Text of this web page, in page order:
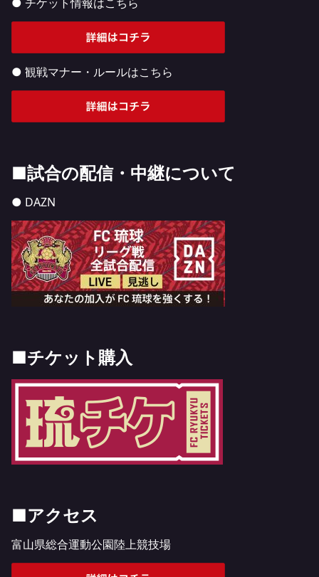
● 観戦マナー・ルールはこちら
■試合の配信・中継について
● DAZN
■チケット購入
■アクセス
富山県総合運動公園陸上競技場